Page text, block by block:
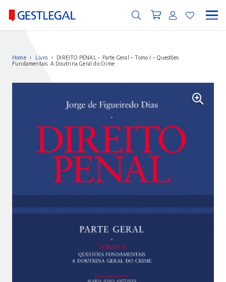
Home › Livro ›
DIREITO PENAL – Parte Geral – Tomo I – Questões
Fundamentais. A Doutrina Geral do Crime